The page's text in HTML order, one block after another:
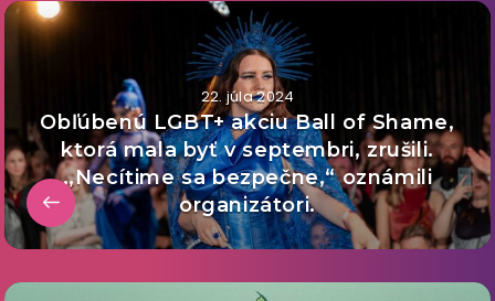
22. júla 2024
Obľúbenú LGBT+ akciu Ball of Shame,
ktorá mala byť v septembri, zrušili.
,,Necítime sa bezpečne,“ oznámili
organizátori.